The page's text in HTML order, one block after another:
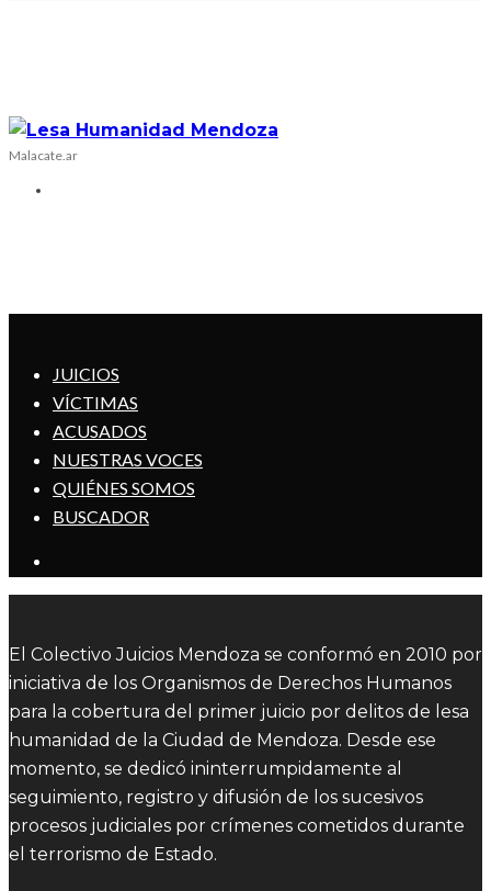
Malacate.ar
JUICIOS
VÍCTIMAS
ACUSADOS
NUESTRAS VOCES
QUIÉNES SOMOS
BUSCADOR
El Colectivo Juicios Mendoza se conformó en 2010 por
iniciativa de los Organismos de Derechos Humanos
para la cobertura del primer juicio por delitos de lesa
humanidad de la Ciudad de Mendoza. Desde ese
momento, se dedicó ininterrumpidamente al
seguimiento, registro y difusión de los sucesivos
procesos judiciales por crímenes cometidos durante
el terrorismo de Estado.